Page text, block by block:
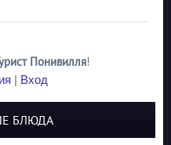
Понивилля!
| Вход
БЛЮДА